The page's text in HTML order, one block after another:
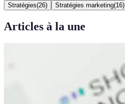
Stratégies(26) Stratégies marketing(16)
Articles à la une